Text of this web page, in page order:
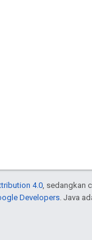
4.0 , sedangkan
Developers . Java